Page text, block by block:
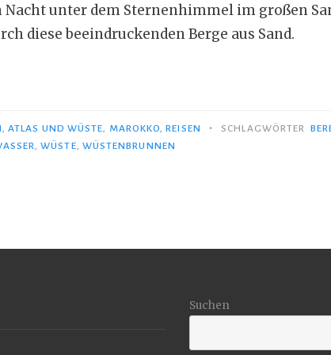
unter dem Sternenhimmel im großen
diese beeindruckenden Berge aus Sand.
,ATLAS UND WÜSTE, MAROKKO,REISEN • SCHLAGWÖRTER
,WÜSTE, WÜSTENBRUNNEN
Suchen